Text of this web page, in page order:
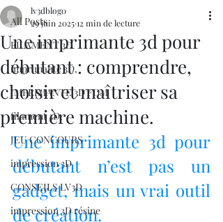
All Posts
FILAMENT 3D
imprimante 3D,
IMPRIMANTE 3D FDM
filament 3D,
JEU CONCOURS
impression 3D
CONSEILS LV3D
impression 3D résine
Une imprimante 3d pour
débutant : comprendre,
choisir et maîtriser sa
première machine.
lv3dblog0
29 juin 202512 min de lecture
Une imprimante 3d pour
débutant n’est pas un
gadget, mais un vrai outil
de création.